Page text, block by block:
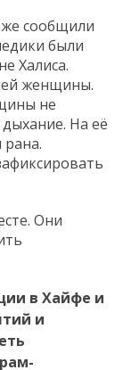
сообщили
были
Халиса.
женщины.
не
На её
Они
в Хайфе и
и